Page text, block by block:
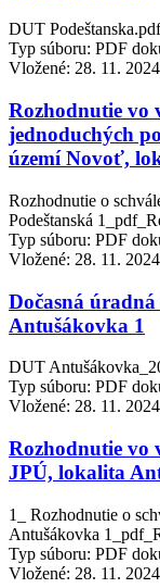
DUT Podeštanska.pdf
Typ súboru: PDF
Vložené: 28. 11. 2024
Rozhodnutie vo
jednoduchých
území Novoť,
Rozhodnutie o
Podeštanská
Typ súboru: PDF
Vložené: 28. 11. 2024
Dočasná
Antušákovka 1
DUT
Typ súboru: PDF
Vložené: 28. 11. 2024
Rozhodnutie vo
JPÚ, lokalita
1_ Rozhodnutie o
Antušákovka
Typ súboru: PDF
Vložené: 28. 11. 2024